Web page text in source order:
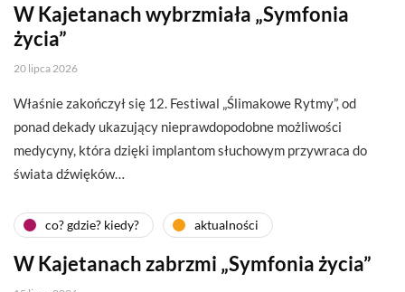
W Kajetanach wybrzmiała „Symfonia
życia”
20 lipca 2026
Właśnie zakończył się 12. Festiwal „Ślimakowe Rytmy”, od
ponad dekady ukazujący nieprawdopodobne możliwości
medycyny, która dzięki implantom słuchowym przywraca do
świata dźwięków…
co? gdzie? kiedy? aktualności
W Kajetanach zabrzmi „Symfonia życia”